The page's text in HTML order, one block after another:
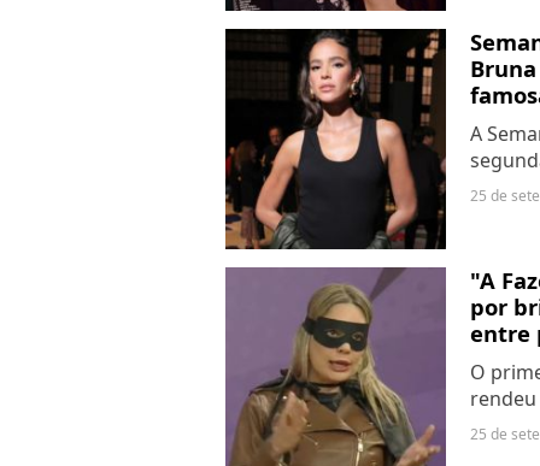
A
reuniu
25 de
"A
por
entre
O
25 de